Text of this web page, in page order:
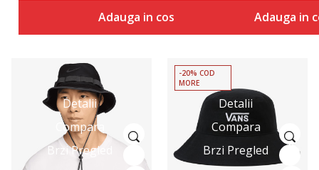
Adauga in cos Adauga in
Detalii
Compara
Brzi Pregled
Detalii
Compara
Brzi Pregled
-20% COD
MORE